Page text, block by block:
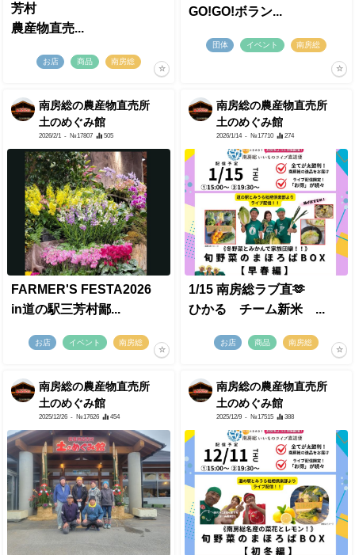
芳村
農産物直売...
お店 商品 南房総
​GO!GO!ボラン...
団体 イベント 南房総
南房総の農産物直売所
土のめぐみ館
2026/2/1 - №17807 505
FARMER'S FESTA2026
in道の駅三芳村鄙...
お店 イベント 南房総
南房総の農産物直売所
土のめぐみ館
2026/1/14 - №17710 274
1/15 南房総ラブ直🫶
ひかる チーム新米 ...
お店 商品 南房総
南房総の農産物直売所
土のめぐみ館
2025/12/26 - №17626 454
南房総の農産物直売所
土のめぐみ館
2025/12/9 - №17515 388